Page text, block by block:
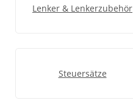
Lenker & Lenkerzubehör
Steuersätze